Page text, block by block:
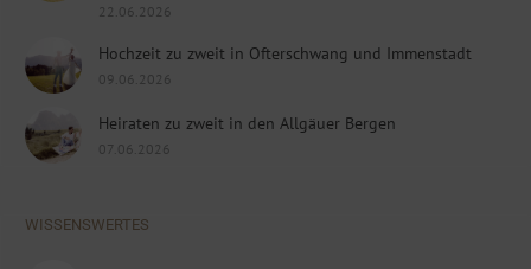
22.06.2026
Hochzeit zu zweit in Ofterschwang und Immenstadt
09.06.2026
Heiraten zu zweit in den Allgäuer Bergen
07.06.2026
WISSENSWERTES